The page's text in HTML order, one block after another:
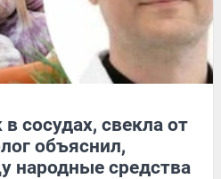
сосудах, свекла от
объяснил,
народные средства